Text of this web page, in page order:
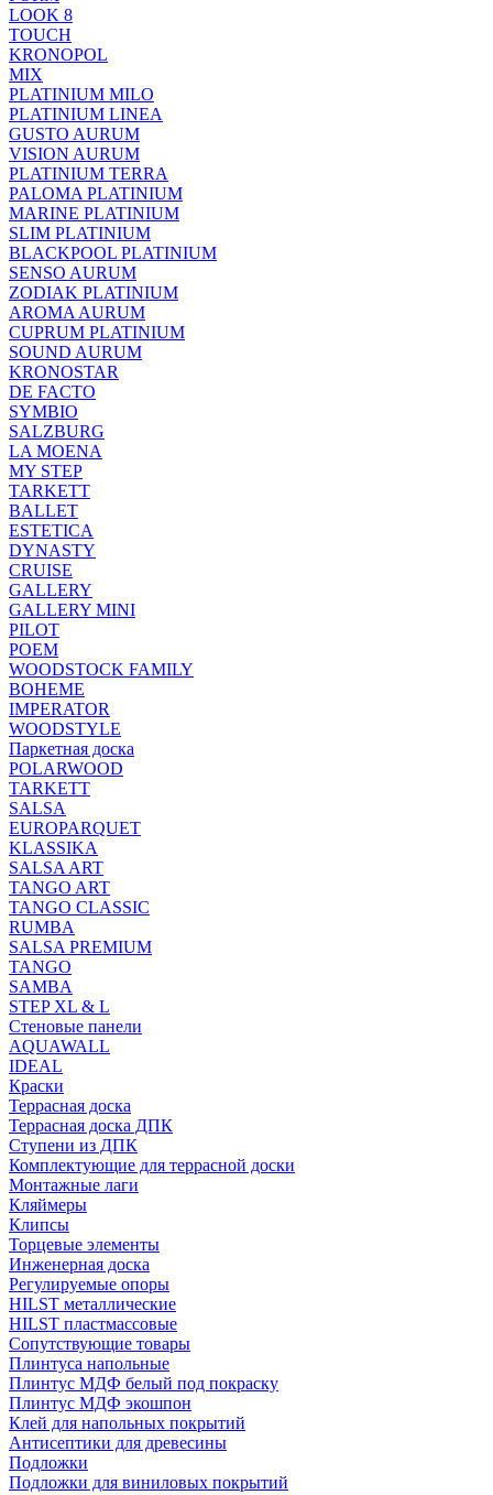
LOOK 8
TOUCH
KRONOPOL
MIX
PLATINIUM MILO
PLATINIUM LINEA
GUSTO AURUM
VISION AURUM
PLATINIUM TERRA
PALOMA PLATINIUM
MARINE PLATINIUM
SLIM PLATINIUM
BLACKPOOL PLATINIUM
SENSO AURUM
ZODIAK PLATINIUM
AROMA AURUM
CUPRUM PLATINIUM
SOUND AURUM
KRONOSTAR
DE FACTO
SYMBIO
SALZBURG
LA MOENA
MY STEP
TARKETT
BALLET
ESTETICA
DYNASTY
CRUISE
GALLERY
GALLERY MINI
PILOT
POEM
WOODSTOCK FAMILY
BOHEME
IMPERATOR
WOODSTYLE
Паркетная доска
POLARWOOD
TARKETT
SALSA
EUROPARQUET
KLASSIKA
SALSA ART
TANGO ART
TANGO CLASSIC
RUMBA
SALSA PREMIUM
TANGO
SAMBA
STEP XL & L
Стеновые панели
AQUAWALL
IDEAL
Краски
Террасная доска
Террасная доска ДПК
Ступени из ДПК
Комплектующие для террасной доски
Монтажные лаги
Кляймеры
Клипсы
Торцевые элементы
Инженерная доска
Регулируемые опоры
HILST металлические
HILST пластмассовые
Сопутствующие товары
Плинтуса напольные
Плинтус МДФ белый под покраску
Плинтус МДФ экошпон
Клей для напольных покрытий
Антисептики для древесины
Подложки
Подложки для виниловых покрытий